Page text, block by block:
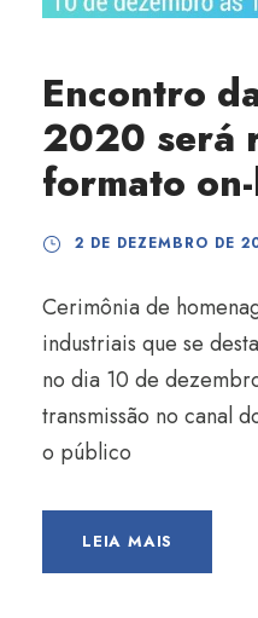
Encontro
2020 será
formato
2 DE DEZEMBRO DE
Cerimônia de
industriais que se
no dia 10 de
transmissão no canal
o público
LEIA MAIS